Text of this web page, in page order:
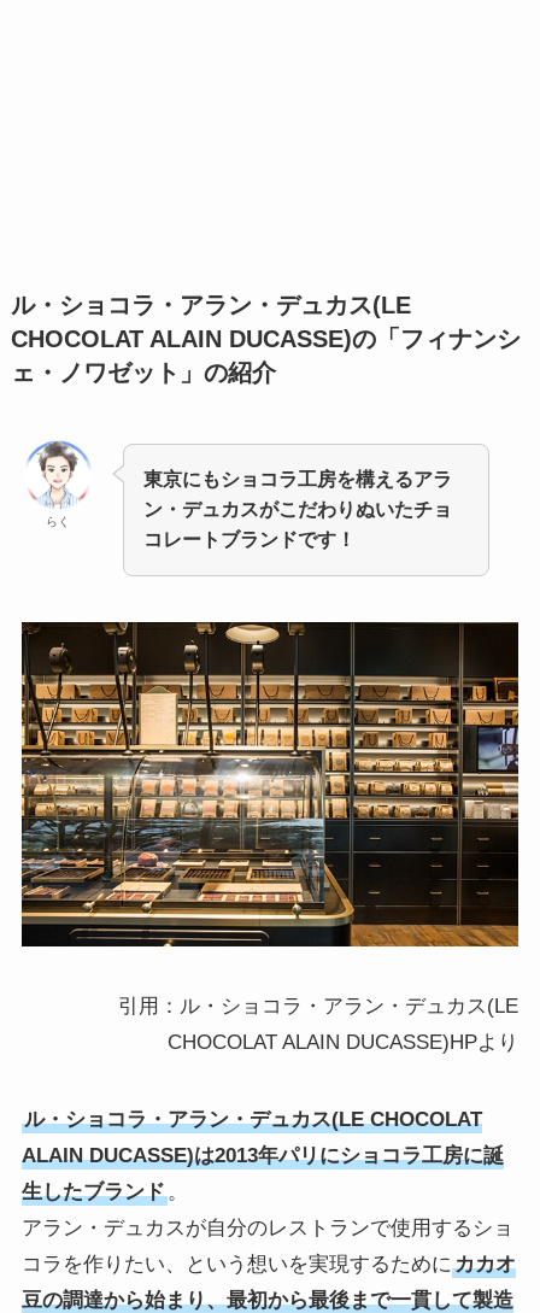
ル・ショコラ・アラン・デュカス(LE
CHOCOLAT ALAIN DUCASSE)の「フィナンシ
ェ・ノワゼット」 の紹介
らく
東京にもショコラ工房を構えるアラ
ン・デュカスがこだわりぬいたチョ
コレートブランドです！
引用：ル・ショコラ・アラン・デュカス(LE
CHOCOLAT ALAIN DUCASSE)HPより
ル・ショコラ・アラン・デュカス(LE CHOCOLAT
ALAIN DUCASSE)は2013年パリにショコラ工房に誕
生したブランド。
アラン・デュカスが自分のレストランで使用するショ
コラを作りたい、という想いを実現するために カカオ
豆の調達から始まり、最初から最後まで一貫して製造